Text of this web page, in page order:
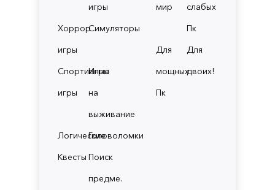
игры
Хоррор
игры
Симуляторы
Спортивные
игры
Игры
на
выживание
ЛогическиеГоловоломки
Квесты Поиск
предме.
мир
слабых
Пк
Для
мощных
Пк
Для
двоих!